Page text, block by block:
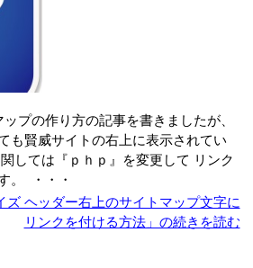
プの作り方の記事を書きましたが、
も賢威サイトの右上に表示されてい
しては『ｐｈｐ』を変更して リンク
。 ・・・
ズ ヘッダー右上のサイトマップ文字に
リンクを付ける方法」の続きを読む